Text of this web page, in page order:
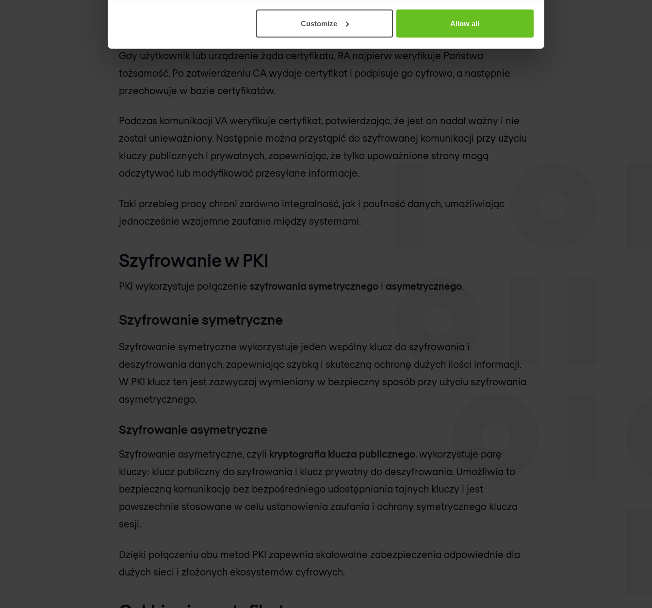
Customize Allow all
Jak działa infrastruktura klucza publicznego
Gdy użytkownik lub urządzenie żąda certyfikatu, RA najpierw weryfikuje Państwa
tożsamość. Po zatwierdzeniu CA wydaje certyfikat i podpisuje go cyfrowo, a następnie
przechowuje w bazie certyfikatów.
Podczas komunikacji VA weryfikuje certyfikat, potwierdzając, że jest on nadal ważny i nie
został unieważniony. Następnie można przystąpić do szyfrowanej komunikacji przy użyciu
kluczy publicznych i prywatnych, zapewniając, że tylko upoważnione strony mogą
odczytywać lub modyfikować przesyłane informacje.
Taki przebieg pracy chroni zarówno integralność, jak i poufność danych, umożliwiając
jednocześnie wzajemne zaufanie między systemami.
Szyfrowanie w PKI
PKI wykorzystuje połączenie szyfrowania symetrycznego i asymetrycznego
Szyfrowanie symetryczne
Szyfrowanie symetryczne wykorzystuje jeden wspólny klucz do szyfrowania i
deszyfrowania danych, zapewniając szybką i skuteczną ochronę dużych ilości informacji.
W PKI klucz ten jest zazwyczaj wymieniany w bezpieczny sposób przy użyciu szyfrowania
asymetrycznego.
Szyfrowanie asymetryczne
Szyfrowanie asymetryczne, czyli kryptografia klucza publicznego, wykorzystuje parę
kluczy: klucz publiczny do szyfrowania i klucz prywatny do deszyfrowania. Umożliwia to
bezpieczną komunikację bez bezpośredniego udostępniania tajnych kluczy i jest
powszechnie stosowane w celu ustanowienia zaufania i ochrony symetrycznego klucza
sesji.
Dzięki połączeniu obu metod PKI zapewnia skalowalne zabezpieczenia odpowiednie dla
dużych sieci i złożonych ekosystemów cyfrowych.